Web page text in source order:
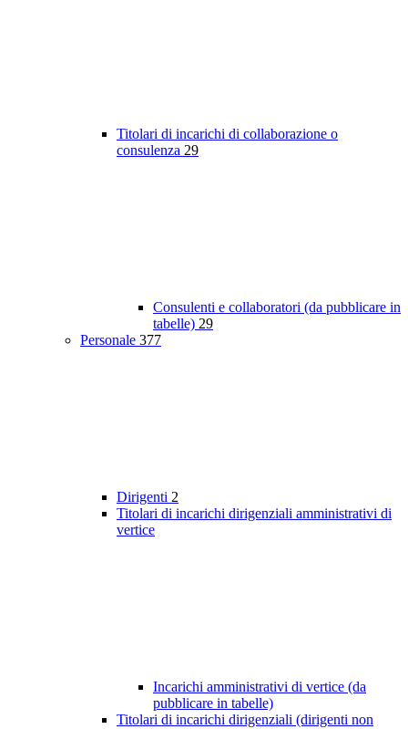
Titolari di incarichi di collaborazione o
consulenza 29
Consulenti e collaboratori (da pubblicare in
tabelle) 29
Personale 377
Dirigenti 2
Titolari di incarichi dirigenziali amministrativi di
vertice
Incarichi amministrativi di vertice (da
pubblicare in tabelle)
Titolari di incarichi dirigenziali (dirigenti non